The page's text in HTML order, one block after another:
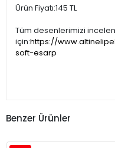
Ürün Fiyatı:145 TL
Tüm desenlerimizi
için:https://
soft-esarp
Benzer Ürünler